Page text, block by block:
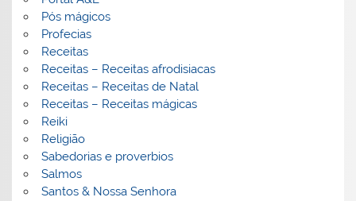
Pós mágicos
Profecias
Receitas
Receitas – Receitas afrodisiacas
Receitas – Receitas de Natal
Receitas – Receitas mágicas
Reiki
Religião
Sabedorias e proverbios
Salmos
Santos & Nossa Senhora